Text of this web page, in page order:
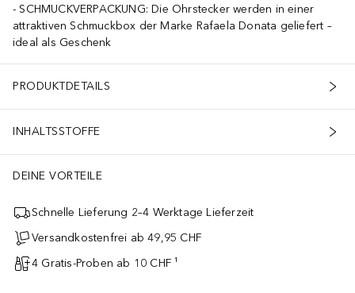
SCHMUCKVERPACKUNG: Die Ohrstecker werden in einer
attraktiven Schmuckbox der Marke Rafaela Donata geliefert –
ideal als Geschenk
PRODUKTDETAILS
INHALTSSTOFFE
DEINE VORTEILE
Schnelle Lieferung 2–4 Werktage Lieferzeit
Versandkostenfrei ab 49,95 CHF
4 Gratis-Proben ab 10 CHF ¹